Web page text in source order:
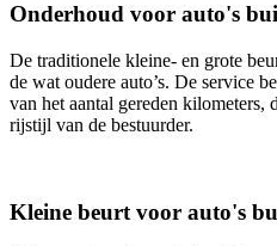
Onderhoud voor auto's
De traditionele kleine- en grote
de wat oudere auto’s. De service
van het aantal gereden kilometers,
rijstijl van de bestuurder.
Kleine beurt voor auto's